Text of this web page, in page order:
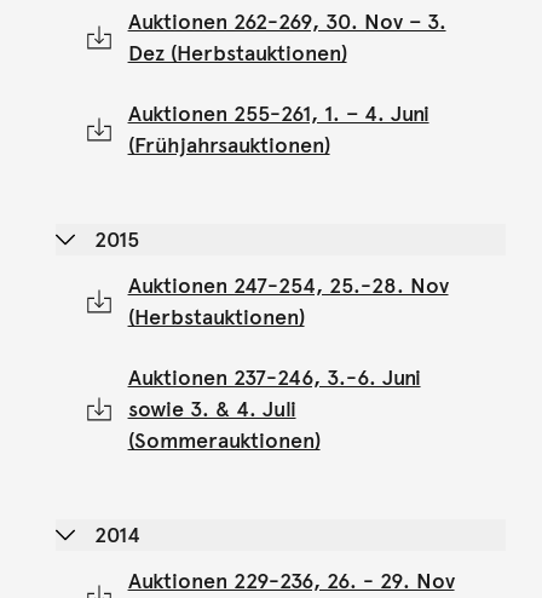
Auktionen 262-269, 30. Nov – 3.
Dez (Herbstauktionen)
Auktionen 255-261, 1. – 4. Juni
(Frühjahrsauktionen)
2015
Auktionen 247-254, 25.-28. Nov
(Herbstauktionen)
Auktionen 237-246, 3.-6. Juni
sowie 3. & 4. Juli
(Sommerauktionen)
2014
Auktionen 229-236, 26. - 29. Nov